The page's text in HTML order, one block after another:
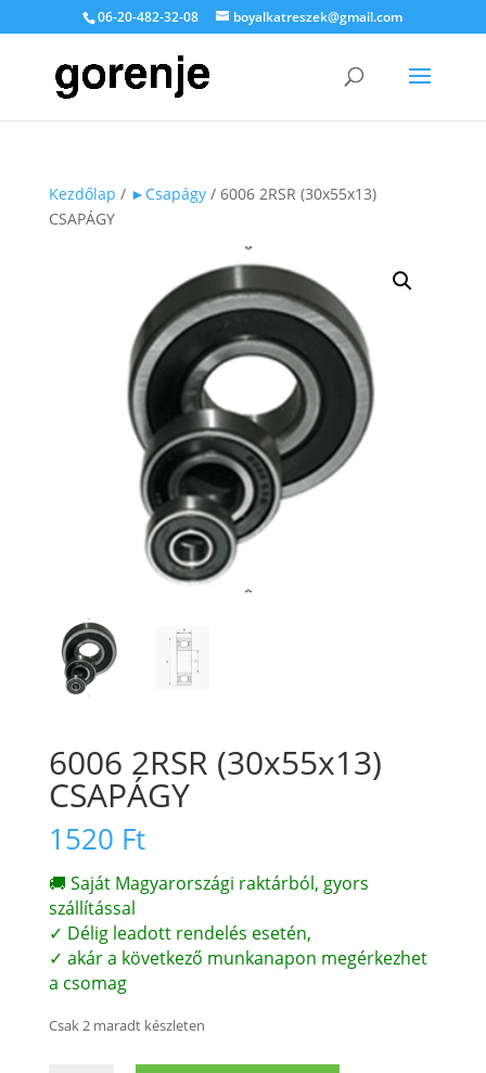
06-20-482-32-08 boyalkatreszek@gmail.com
Kezdőlap / ►Csapágy/ 6006 2RSR (30x55x13)
CSAPÁGY
6006 2RSR (30x55x13)
CSAPÁGY
1520 Ft
🚚 Saját Magyarországi raktárból, gyors
szállítással
✓ Délig leadott rendelés esetén,
✓ akár a következő munkanapon megérkezhet
a csomag
Csak 2 maradt készleten